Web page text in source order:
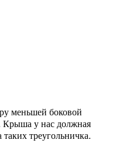
меньшей боковой
Крыша у нас должная
треугольничка.